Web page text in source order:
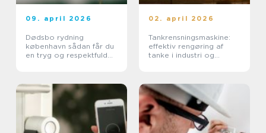
09. april 2026
Dødsbo rydning
københavn sådan får du
en tryg og respektfuld
02. april 2026
Tankrensningsmaskine:
effektiv rengøring af
tanke i industri og